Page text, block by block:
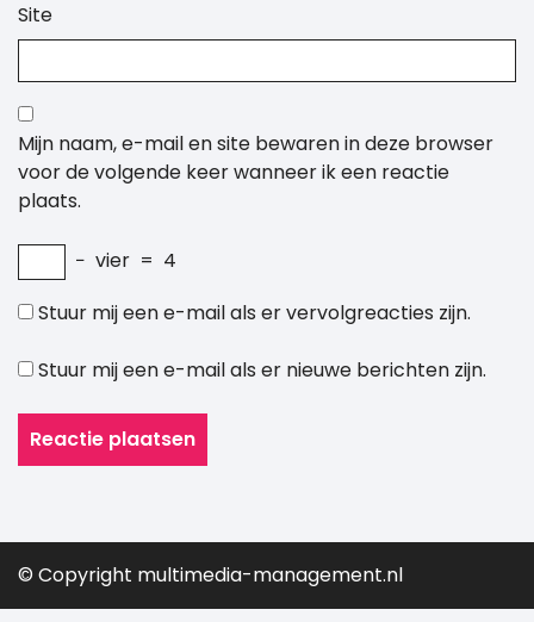
Site
Mijn naam, e-mail en site bewaren in deze browser
voor de volgende keer wanneer ik een reactie
plaats.
− vier = 4
Stuur mij een e-mail als er vervolgreacties zijn.
Stuur mij een e-mail als er nieuwe berichten zijn.
© Copyright multimedia-management.nl